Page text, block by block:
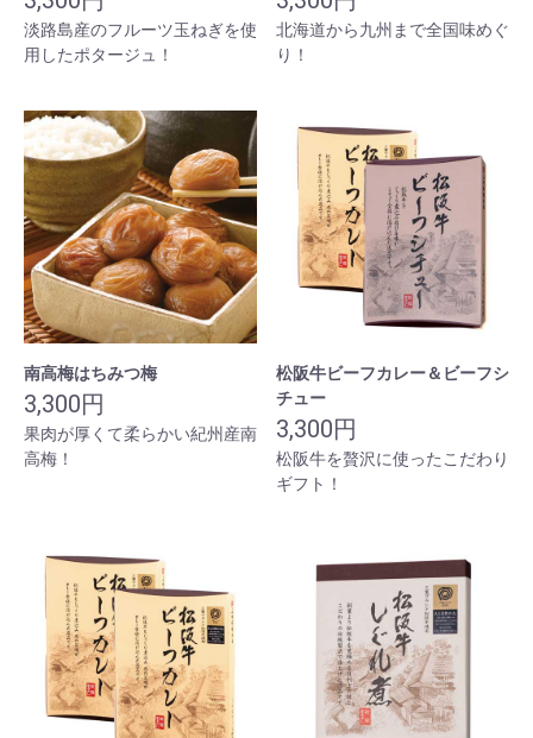
淡路島産のフルーツ玉ねぎを使
用したポタージュ！
北海道から九州まで全国味めぐ
り！
南高梅はちみつ梅
3,300円
果肉が厚くて柔らかい紀州産南
高梅！
松阪牛ビーフカレー＆ビーフシ
チュー
3,300円
松阪牛を贅沢に使ったこだわり
ギフト！